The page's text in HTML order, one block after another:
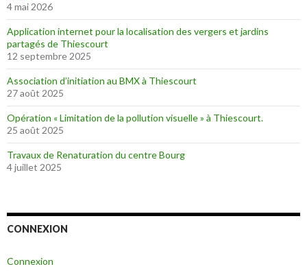
4 mai 2026
Application internet pour la localisation des vergers et jardins
partagés de Thiescourt
12 septembre 2025
Association d’initiation au BMX à Thiescourt
27 août 2025
Opération « Limitation de la pollution visuelle » à Thiescourt.
25 août 2025
Travaux de Renaturation du centre Bourg
4 juillet 2025
CONNEXION
Connexion